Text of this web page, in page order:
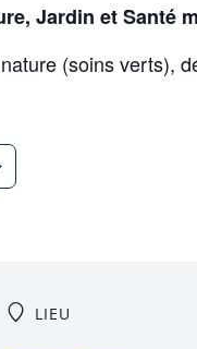
Jardin et Santé
(soins verts),
LIEU